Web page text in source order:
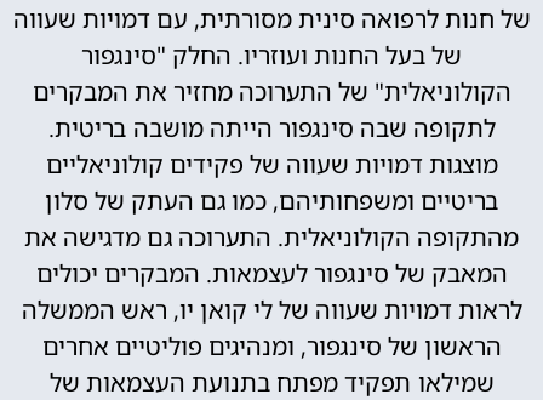
של חנות לרפואה סינית מסורתית, עם דמויות שעווה
של בעל החנות ועוזריו. החלק "סינגפור
הקולוניאלית" של התערוכה מחזיר את המבקרים
לתקופה שבה סינגפור הייתה מושבה בריטית.
מוצגות דמויות שעווה של פקידים קולוניאליים
בריטיים ומשפחותיהם, כמו גם העתק של סלון
מהתקופה הקולוניאלית. התערוכה גם מדגישה את
המאבק של סינגפור לעצמאות. המבקרים יכולים
לראות דמויות שעווה של לי קואן יו, ראש הממשלה
הראשון של סינגפור, ומנהיגים פוליטיים אחרים
שמילאו תפקיד מפתח בתנועת העצמאות של